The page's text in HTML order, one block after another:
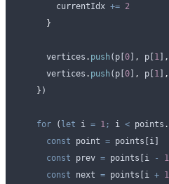
        currentIdx
+= 2
      }
      vertices
. push ( p [0] , p [1 ] ,
      vertices
. push ( p [0] , p [1 ] ,
    }
)
    for
( let i = 1 ; i < points .
      const
point = points [i ]
      const
prev = points [i - 1
      const
next = points [i + 1